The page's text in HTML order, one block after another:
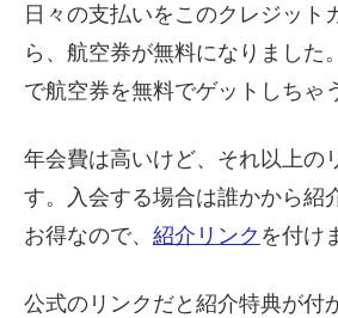
日々の支払いをこのクレジット
ら、航空券が無料になりました
で航空券を無料でゲットしちゃ
年会費は高いけど、それ以上の
す。入会する場合は誰かから紹
お得なので、 紹介リンク を付け
公式のリンクだと紹介特典が付